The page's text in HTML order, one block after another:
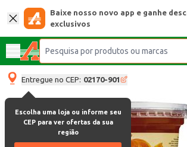
Baixe nosso novo app e ganhe
exclusivos
Entregue no CEP: 02170-901
Escolha uma loja ou informe seu
CEP para ver ofertas da sua
região